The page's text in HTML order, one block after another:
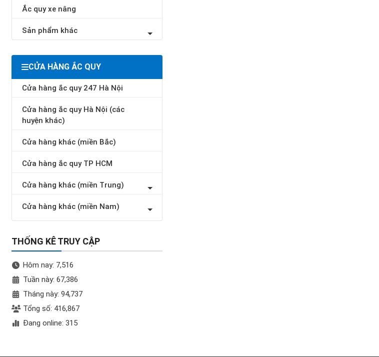
Ắc quy xe nâng
Sản phẩm khác
CỬA HÀNG ẮC QUY
Cửa hàng ắc quy 247 Hà Nội
Cửa hàng ắc quy Hà Nội (các
huyện khác)
Cửa hàng khác (miền Bắc)
Cửa hàng ắc quy TP HCM
Cửa hàng khác (miền Trung)
Cửa hàng khác (miền Nam)
THỐNG KÊ TRUY CẬP
Hôm nay: 7,516
Tuần này: 67,386
Tháng này: 94,737
Tổng số: 416,867
Đang online: 315